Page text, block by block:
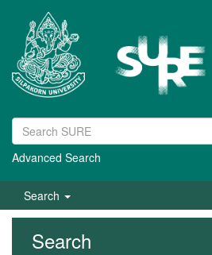
Advanced Search
Search
Search